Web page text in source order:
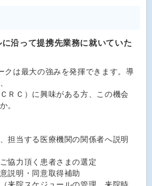
沿って提携先業務に就いていた
クは最大の強みを発揮できます。導
ＲＣ）に興味がある方、この機会
。
担当する医療機関の関係者へ説明
協力頂く患者さまの選定
説明・同意取得補助